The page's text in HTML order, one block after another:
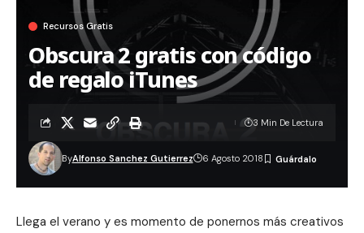
Recursos Gratis
Obscura 2 gratis con código
de regalo iTunes
ByAlfonso Sanchez Gutierrez 6 Agosto 2018
3 Min De Lectura
Llega el verano y es momento de ponernos más creativos